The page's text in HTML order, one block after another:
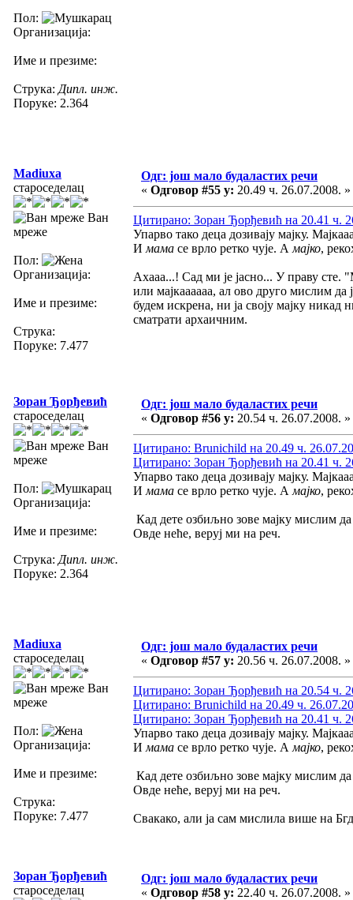
Пол:
Организација:
Име и презиме:
Струка: Дипл. инж.
Поруке: 2.364
Madiuxa
староседелац
Ван
мреже
Пол:
Организација:
Име и презиме:
Струка:
Поруке: 7.477
Одг: још мало будаластих речи
« Одговор #55 у: 20.49 ч. 26.07.2008. »
Цитирано: Зоран Ђорђевић на 20.41 ч.
Упарво тако деца дозивају мајку.
И мама се врло ретко чује. А мајко,
Ахааа...! Сад ми је јасно... У праву
или мајкаааааа, ал ово друго мислим
будем искрена, ни ја своју мајку никад
сматрати архаичним.
Зоран Ђорђевић
староседелац
Ван
мреже
Пол:
Организација:
Име и презиме:
Струка: Дипл. инж.
Поруке: 2.364
Одг: још мало будаластих речи
« Одговор #56 у: 20.54 ч. 26.07.2008. »
Цитирано: Brunichild на 20.49 ч.
Цитирано: Зоран Ђорђевић на 20.41 ч.
Упарво тако деца дозивају мајку.
И мама се врло ретко чује. А мајко,
Кад дете озбиљно зове мајку мислим
Овде неће, веруј ми на реч.
Madiuxa
староседелац
Ван
мреже
Пол:
Организација:
Име и презиме:
Струка:
Поруке: 7.477
Одг: још мало будаластих речи
« Одговор #57 у: 20.56 ч. 26.07.2008. »
Цитирано: Зоран Ђорђевић на 20.54 ч.
Цитирано: Brunichild на 20.49 ч.
Цитирано: Зоран Ђорђевић на 20.41 ч.
Упарво тако деца дозивају мајку.
И мама се врло ретко чује. А мајко,
Кад дете озбиљно зове мајку мислим
Овде неће, веруј ми на реч.
Свакако, али ја сам мислила више на
Зоран Ђорђевић
староседелац
Одг: још мало будаластих речи
« Одговор #58 у: 22.40 ч. 26.07.2008. »